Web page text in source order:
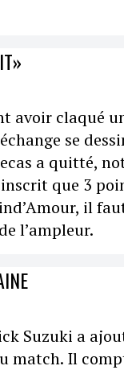
avoir claqué
se
a quitté,
que 3
il
l’ampleur.
Suzuki a
match. Il